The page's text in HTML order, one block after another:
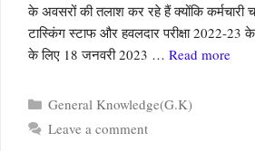
के अवसरों की तलाश कर रहे हैं क्योंकि कर्मचारी
टास्किंग स्टाफ और हवलदार परीक्षा 2022-23
के लिए 18 जनवरी 2023 … Read more
Categories
General Knowledge(G.K)
Leave a comment